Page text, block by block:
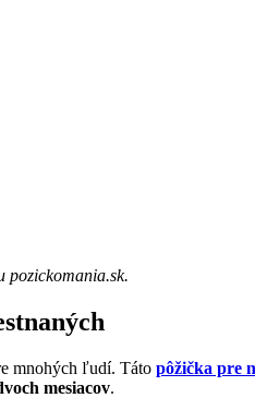
pozickomania.sk.
mnohých ľudí. Táto pôžička pre
mesiacov.